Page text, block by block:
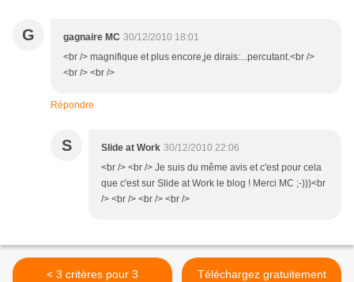
G gagnaire MC 30/12/2010 18:01
<br /> magnifique et plus encore,je dirais:...percutant.<br />
<br /> <br />
Répondre
S Slide at Work 30/12/2010 22:06
<br /> <br /> Je suis du même avis et c'est pour cela
que c'est sur Slide at Work le blog ! Merci MC ;-)))<br
/> <br /> <br /> <br />
< 3 critères pour 3
Téléchargez gratuitement